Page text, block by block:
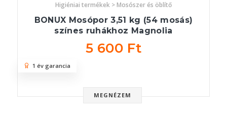
Higiéniai termékek > Mosószer és öblítő
BONUX Mosópor 3,51 kg (54 mosás)
színes ruhákhoz Magnolia
5 600 Ft
MEGNÉZEM
1 év garancia